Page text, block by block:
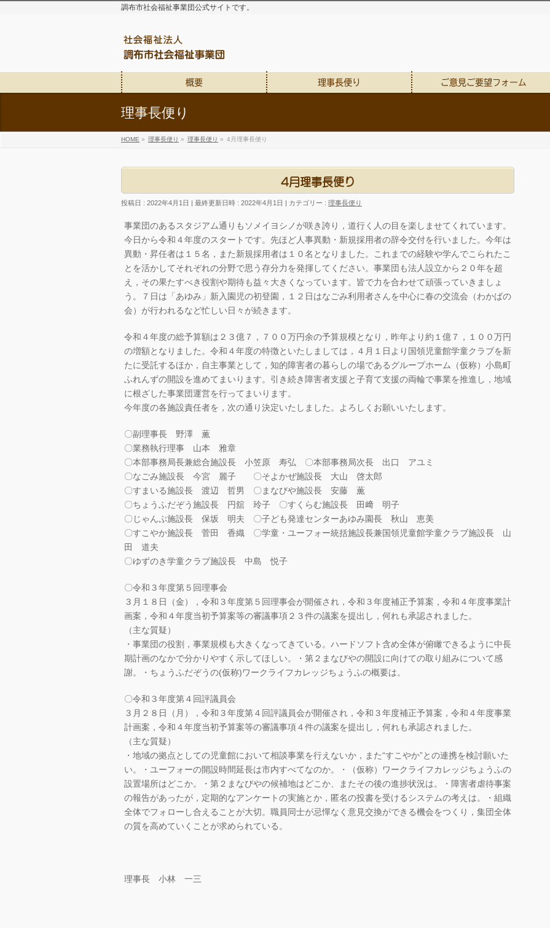
調布市社会福祉事業団公式サイトです。
概要 理事長便り ご意見ご要望フォーム
理事長便り
HOME » 理事長便り » 理事長便り » 4月理事長便り
4月理事長便り
投稿日 : 2022年4月1日 最終更新日時 : 2022年4月1日 カテゴリー : 理事長便り
事業団のあるスタジアム通りもソメイヨシノが咲き誇り，道行く人の目を楽しませてくれています。
今日から令和４年度のスタートです。先ほど人事異動・新規採用者の辞令交付を行いました。今年は
異動・昇任者は１５名，また新規採用者は１０名となりました。これまでの経験や学んでこられたこ
とを活かしてそれぞれの分野で思う存分力を発揮してください。事業団も法人設立から２０年を超
え，その果たすべき役割や期待も益々大きくなっています。皆で力を合わせて頑張っていきましょ
う。７日は「あゆみ」新入園児の初登園，１２日はなごみ利用者さんを中心に春の交流会（わかばの
会）が行われるなど忙しい日々が続きます。
令和４年度の総予算額は２３億７，７００万円余の予算規模となり，昨年より約１億７，１００万円
の増額となりました。令和４年度の特徴といたしましては，４月１日より国領児童館学童クラブを新
たに受託するほか，自主事業として，知的障害者の暮らしの場であるグループホーム（仮称）小島町
ふれんずの開設を進めてまいります。引き続き障害者支援と子育て支援の両輪で事業を推進し，地域
に根ざした事業団運営を行ってまいります。
今年度の各施設責任者を，次の通り決定いたしました。よろしくお願いいたします。
〇副理事長 野澤 薫
〇業務執行理事 山本 雅章
〇本部事務局長兼総合施設長 小笠原 寿弘 〇本部事務局次長 出口 アユミ
〇なごみ施設長 今宮 麗子 〇そよかぜ施設長 大山 啓太郎
〇すまいる施設長 渡辺 哲男 〇まなびや施設長 安藤 薫
〇ちょうふだぞう施設長 円舘 玲子 〇すくらむ施設長 田﨑 明子
〇じゃんぷ施設長 保坂 明夫 〇子ども発達センターあゆみ園長 秋山 恵美
〇すこやか施設長 菅田 香織 〇学童・ユーフォー統括施設長兼国領児童館学童クラブ施設長 山
田 道夫
〇ゆずのき学童クラブ施設長 中島 悦子
〇令和３年度第５回理事会
３月１８日（金），令和３年度第５回理事会が開催され，令和３年度補正予算案，令和４年度事業計
画案，令和４年度当初予算案等の審議事項２３件の議案を提出し，何れも承認されました。
（主な質疑）
・事業団の役割，事業規模も大きくなってきている。ハードソフト含め全体が俯瞰できるように中長
期計画のなかで分かりやすく示してほしい。・第２まなびやの開設に向けての取り組みについて感
謝。・ちょうふだぞうの(仮称)ワークライフカレッジちょうふの概要は。
〇令和３年度第４回評議員会
３月２８日（月），令和３年度第４回評議員会が開催され，令和３年度補正予算案，令和４年度事業
計画案，令和４年度当初予算案等の審議事項４件の議案を提出し，何れも承認されました。
（主な質疑）
・地域の拠点としての児童館において相談事業を行えないか，また“すこやか”との連携を検討願いた
い。・ユーフォーの開設時間延長は市内すべてなのか。・（仮称）ワークライフカレッジちょうふの
設置場所はどこか。・第２まなびやの候補地はどこか、またその後の進捗状況は。・障害者虐待事案
の報告があったが，定期的なアンケートの実施とか，匿名の投書を受けるシステムの考えは。・組織
全体でフォローし合えることが大切。職員同士が忌憚なく意見交換ができる機会をつくり，集団全体
の質を高めていくことが求められている。
理事長 小林 一三